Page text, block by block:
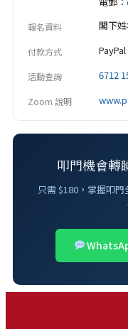
報名資料 閣下
付款方式
活動查詢 6712
Zoom 說明
叩門機會轉
只需 $180，掌握叩